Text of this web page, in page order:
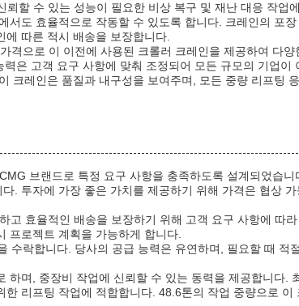
할 수 있는 성능이 필요한 비상 복구 및 재난 대응 작업
서도 효율적으로 작동할 수 있도록 합니다. 크레인의 포장
따른 적시 배송을 보장합니다.
격으로 이 이전에 사용된 크롤러 크레인을 제공하여 다양
은 고객 요구 사항에 맞춰 조정되어 모든 규모의 기업이
크레인은 품질과 내구성을 보여주며, 모든 중량 리프팅
브랜드로 특정 요구 사항을 충족하도록 설계되었습니
. 투자에 가장 좋은 가치를 제공하기 위해 가격은 협상 가
고 효율적인 배송을 보장하기 위해 고객 요구 사항에 따라
프로젝트 계획을 가능하게 합니다.
수락합니다. 당사의 공급 능력은 유연하며, 필요할 때 적
하며, 중장비 작업에 신뢰할 수 있는 동력을 제공합니다.
리프팅 작업에 적합합니다. 48.6톤의 작업 중량으로 이